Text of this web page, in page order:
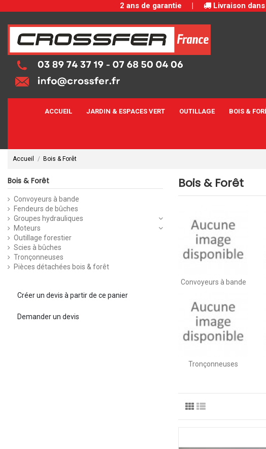
2 ans de garantie | Livraison
ACCUEIL JARDIN & ESPACES VERT OUTILLAGE BOIS &
Accueil Bois & Forêt
Bois & Forêt
Convoyeurs à bande
Tronçonneuses
Bois & Forêt
Convoyeurs à bande
Fendeurs de bûches
Groupes hydrauliques
Moteurs
Outillage forestier
Scies à bûches
Tronçonneuses
Pièces détachées bois & forêt
Créer un devis à partir de ce panier
Demander un devis